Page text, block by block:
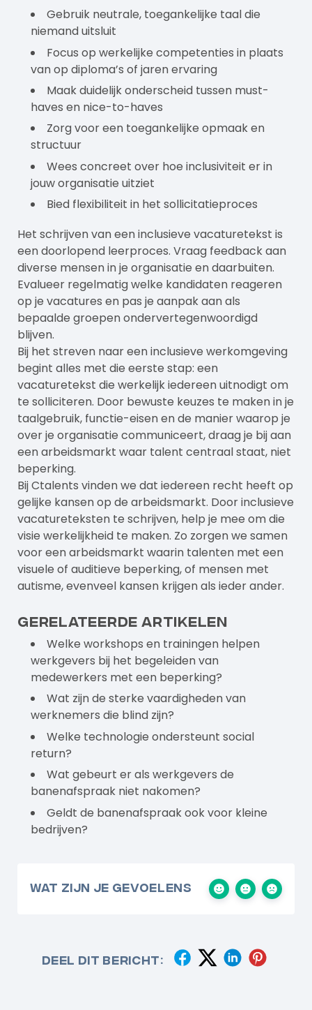
Gebruik neutrale, toegankelijke taal die
niemand uitsluit
Focus op werkelijke competenties in plaats
van op diploma’s of jaren ervaring
Maak duidelijk onderscheid tussen must-
haves en nice-to-haves
Zorg voor een toegankelijke opmaak en
structuur
Wees concreet over hoe inclusiviteit er in
jouw organisatie uitziet
Bied flexibiliteit in het sollicitatieproces
Het schrijven van een inclusieve vacaturetekst is
een doorlopend leerproces. Vraag feedback aan
diverse mensen in je organisatie en daarbuiten.
Evalueer regelmatig welke kandidaten reageren
op je vacatures en pas je aanpak aan als
bepaalde groepen ondervertegenwoordigd
blijven.
Bij het streven naar een inclusieve werkomgeving
begint alles met die eerste stap: een
vacaturetekst die werkelijk iedereen uitnodigt om
te solliciteren. Door bewuste keuzes te maken in je
taalgebruik, functie-eisen en de manier waarop je
over je organisatie communiceert, draag je bij aan
eenarbeidsmarkt waar talent centraal staat, niet
beperking.
BijCtalents vinden we dat iedereen recht heeft op
gelijke kansen op de arbeidsmarkt. Door inclusieve
vacatureteksten te schrijven, help je mee om die
visie werkelijkheid te maken. Zo zorgen we samen
voor een arbeidsmarkt waarin talenten met een
visuele of auditieve beperking, of mensen met
autisme, evenveel kansen krijgen als ieder ander.
Gerelateerde artikelen
Welke workshops en trainingen helpen
werkgevers bij het begeleiden van
medewerkers met een beperking?
Wat zijn de sterke vaardigheden van
werknemers die blind zijn?
Welke technologie ondersteunt social
return?
Wat gebeurt er als werkgevers de
banenafspraak niet nakomen?
Geldt de banenafspraak ook voor kleine
bedrijven?
Wat zijn je gevoelens
Deel dit bericht: